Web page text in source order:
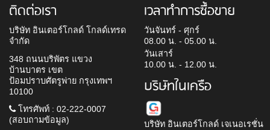
ติดต่อเรา
บริษัท อินเตอร์โกลด์ โกลด์เทรด
จำกัด
348 ถนนบริพัตร แขวง
บ้านบาตร เขต
ป้อมปราบศัตรูพ่าย กรุงเทพฯ
10100
โทรศัพท์ : 02-222-0007
(สอบถามข้อมูล)
เวลาทำการซื้อขาย
วันจันทร์ - ศุกร์
08.00 น. - 05.00 น.
วันเสาร์
10.00 น. - 12.00 น.
บริษัทในเครือ
บริษัท อินเตอร์โกลด์ เจเนอเรชั่น